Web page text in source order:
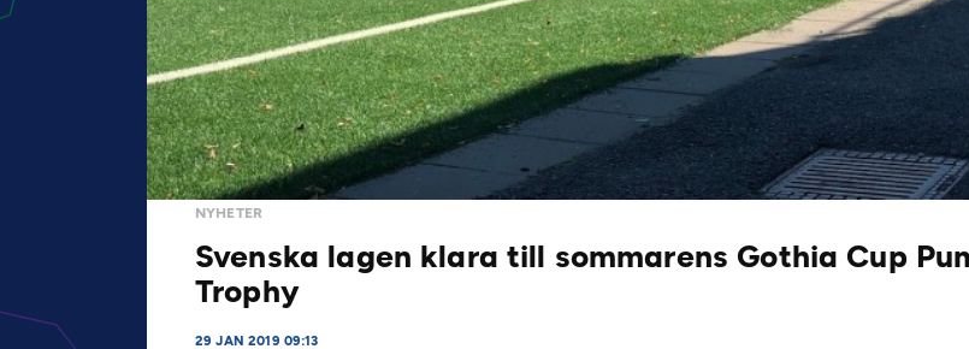
NYHETER
Svenska lagen klara till sommarens Gothia Cup
Trophy
29 JAN 2019 09:13